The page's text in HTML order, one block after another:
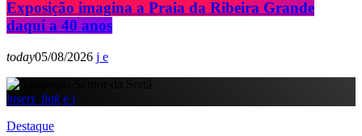
Exposição imagina a Praia da Ribeira Grande
daqui a 40 anos
today05/08/2026
insert_link
Destaque